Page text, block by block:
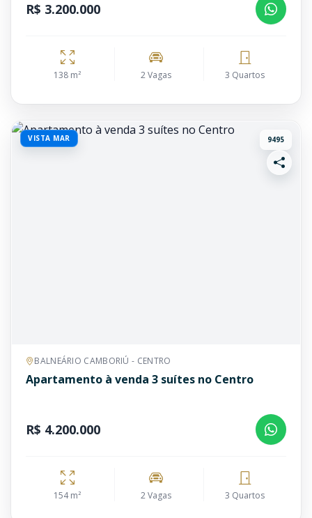
R$ 3.200.000
138 m² 2 Vagas 3 Quartos
VISTA MAR 9495
BALNEÁRIO CAMBORIÚ - CENTRO
Apartamento à venda 3 suítes no Centro
R$ 4.200.000
154 m² 2 Vagas 3 Quartos